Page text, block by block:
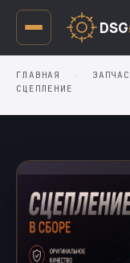
DSG
ГЛАВНАЯ
СЦЕПЛЕНИЕ